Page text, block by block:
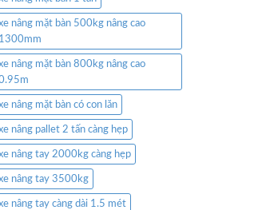
nâng mặt bàn 500kg nâng cao
1300mm
nâng mặt bàn 800kg nâng cao
nâng mặt bàn có con lăn
nâng pallet 2 tấn càng hẹp
nâng tay 2000kg càng hẹp
nâng tay 3500kg
nâng tay càng dài 1.5 mét